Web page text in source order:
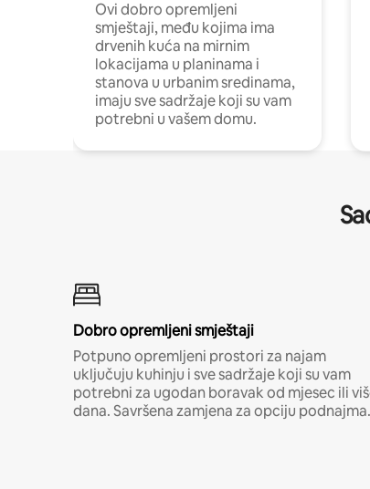
Ovi dobro opremljeni
smještaji, među kojima ima
drvenih kuća na mirnim
lokacijama u planinama i
stanova u urbanim sredinama,
imaju sve sadržaje koji su vam
potrebni u vašem domu.
Dobro opremljeni smještaji
Potpuno opremljeni prostori za najam
uključuju kuhinju i sve sadržaje koji su vam
potrebni za ugodan boravak od mjesec ili
dana. Savršena zamjena za opciju podnajma.